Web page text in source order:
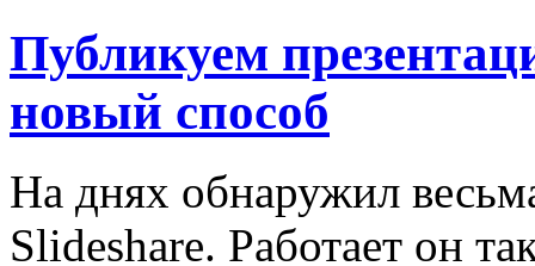
Публикуем
новый способ
На днях обнаружил
Slideshare. Работает он